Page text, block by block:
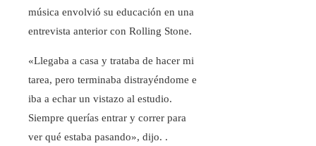
música envolvió su educación en una
entrevista anterior con Rolling Stone.
«Llegaba a casa y trataba de hacer mi
tarea, pero terminaba distrayéndome e
iba a echar un vistazo al estudio.
Siempre querías entrar y correr para
ver qué estaba pasando», dijo. .